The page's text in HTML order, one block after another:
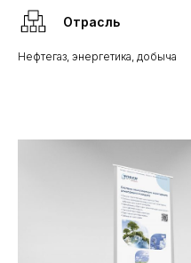
Отрасль
Нефтегаз, энергетика, добыча